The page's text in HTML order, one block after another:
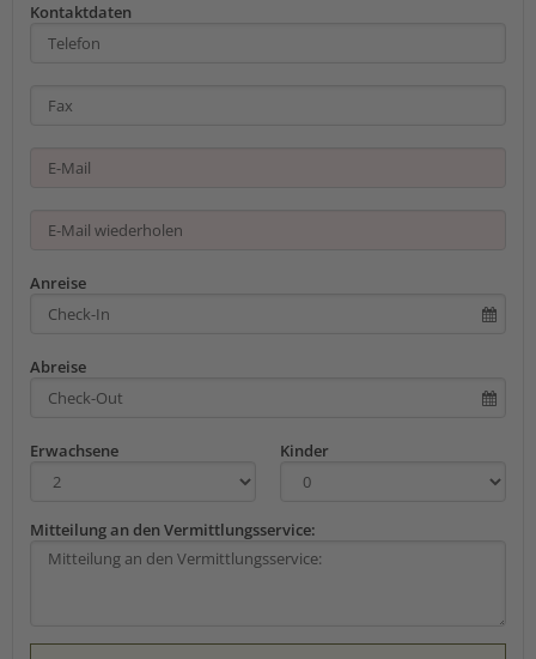
Kontaktdaten
Anreise
Abreise
Erwachsene Kinder
Mitteilung an den Vermittlungsservice: